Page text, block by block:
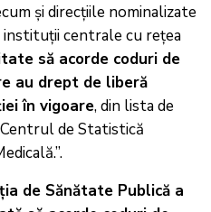
şi direcţiile nominalizate
centrale cu reţea
să acorde coduri de
au drept de liberă
în vigoare, din lista de
de Statistică
de Sănătate Publică a